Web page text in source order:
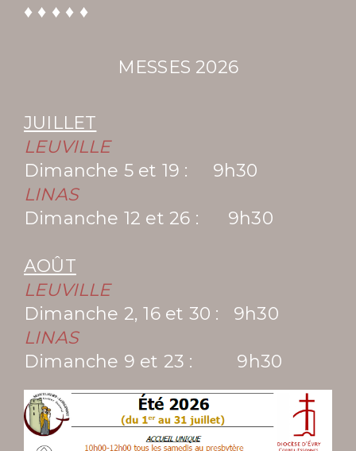
♦ ♦ ♦ ♦ ♦
MESSES 2026
JUILLET
LEUVILLE
Dimanche 5 et 19 : 9h30
LINAS
Dimanche 12 et 26 : 9h30
AOÛT
LEUVILLE
Dimanche 2, 16 et 30 : 9h30
LINAS
Dimanche 9 et 23 : 9h30